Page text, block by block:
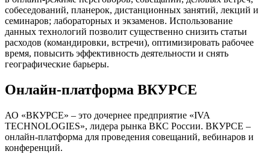
собеседований, планерок, дистанционных занятий, лекций и
семинаров; лабораторных и экзаменов. Использование
данных технологий позволит существенно снизить статьи
расходов (командировки, встречи), оптимизировать рабочее
время, повысить эффективность деятельности и снять
географические барьеры.
Онлайн-платформа ВКУРСЕ
АО «ВКУРСЕ» – это дочернее предприятие «IVA
TECHNOLOGIES», лидера рынка ВКС России. ВКУРСЕ –
онлайн-платформа для проведения совещаний, вебинаров и
конференций.